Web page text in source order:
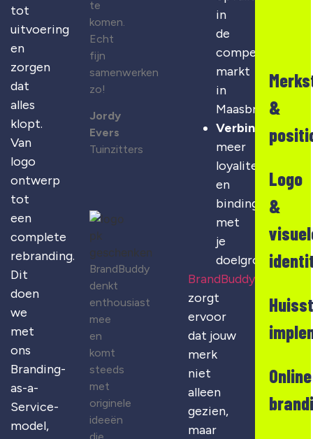
tot
uitvoering
en
zorgen
dat
alles
klopt.
Van
logo
ontwerp
tot
een
complete
rebranding.
Dit
doen
we
met
ons
Branding-
as-a-
Service-
model,
te
komen.
Echt
fijn
samenwerken
zo!
Jordy
Evers
Tuinzitters
BrandBuddy
denkt
enthousiast
mee
en
komt
steeds
met
originele
ideeën
in
de
competitieve
markt
in
Maasbracht
Verbinding
meer
loyaliteit
en
binding
met
je
doelgroep
BrandBuddy
zorgt
ervoor
dat jouw
merk
niet
alleen
gezien,
maar
&
Logo
&
Online